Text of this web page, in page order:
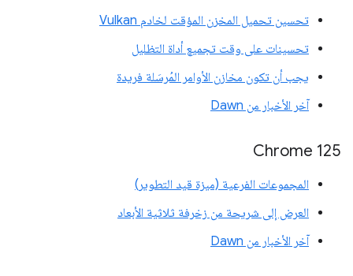
تحسين تحميل المخزن المؤقت لخادم Vulkan
تحسينات على وقت تجميع أداة التظليل
يجب أن تكون مخازن الأوامر المُرسَلة فريدة
آخر الأخبار من Dawn
‫Chrome 125
المجموعات الفرعية (ميزة قيد التطوير)
العرض إلى شريحة من زخرفة ثلاثية الأبعاد
آخر الأخبار من Dawn